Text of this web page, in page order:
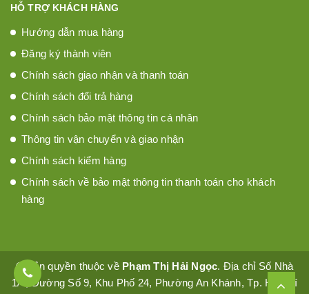
HỖ TRỢ KHÁCH HÀNG
Hướng dẫn mua hàng
Đăng ký thành viên
Chính sách giao nhận và thanh toán
Chính sách đổi trả hàng
Chính sách bảo mật thông tin cá nhân
Thông tin vận chuyển và giao nhận
Chính sách kiểm hàng
Chính sách về bảo mật thông tin thanh toán cho khách
hàng
© Bản quyền thuộc về Phạm Thị Hải Ngọc. Địa chỉ Số Nhà
1/4, Đường Số 9, Khu Phố 24, Phường An Khánh, Tp. Hồ Chí